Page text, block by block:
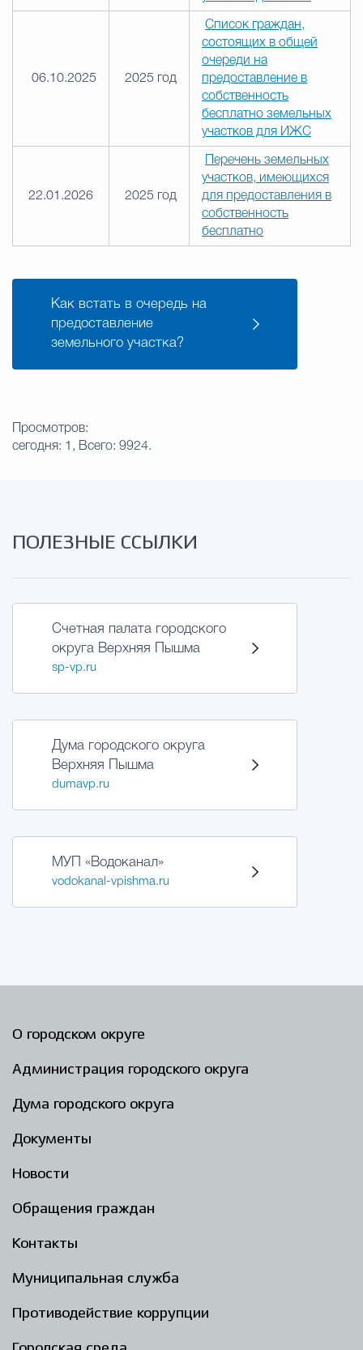
06.10.2025 2025 год
Список граждан,
состоящих в общей
очереди на
предоставление в
собственность
бесплатно земельных
участков для ИЖС
22.01.2026 2025 год
Перечень земельных
участков, имеющихся
для предоставления в
собственность
бесплатно
Как встать в очередь на
предоставление
земельного участка?
Просмотров:
сегодня: 1, Всего: 9924.
ПОЛЕЗНЫЕ ССЫЛКИ
Счетная палата городского
округа Верхняя Пышма
sp-vp.ru
Дума городского округа
Верхняя Пышма
dumavp.ru
МУП «Водоканал»
vodokanal-vpishma.ru
О городском округе
Администрация городского округа
Дума городского округа
Документы
Новости
Обращения граждан
Контакты
Муниципальная служба
Противодействие коррупции